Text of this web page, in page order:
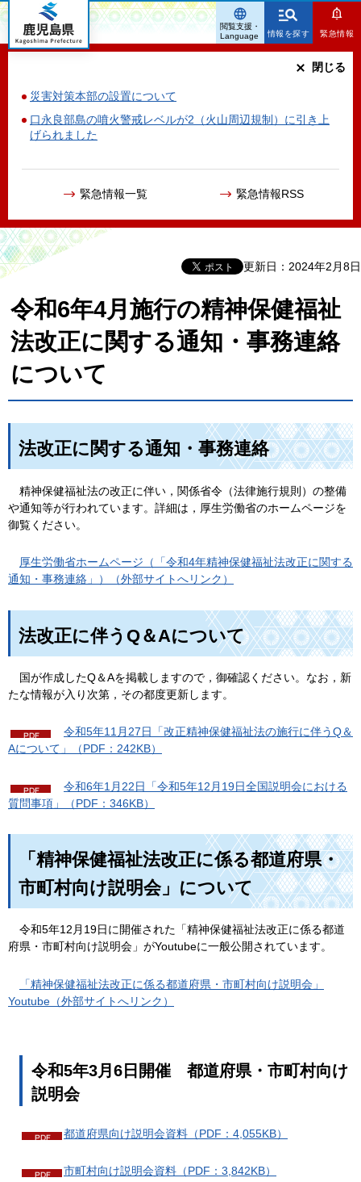
鹿児島県
情報を探す 緊急情報
災害対策本部の設置について
口永良部島の噴火警戒レベルが2（火山周辺規制）に引き上
げられました
緊急情報一覧 緊急情報RSS
閉じる
閲覧支援・
Language
更新日：2024年2月8日
令和6年4月施行の精神保健福祉
法改正に関する通知・事務連絡
について
法改正に関する通知・事務連絡
精神保健福祉法の改正に伴い，関係省令（法律施行規則）の整備
や通知等が行われています。詳細は，厚生労働省のホームページを
御覧ください。
厚生労働省ホームページ（「令和4年精神保健福祉法改正に関する
通知・事務連絡」）（外部サイトへリンク）
法改正に伴うQ＆Aについて
国が作成したQ＆Aを掲載しますので，御確認ください。なお，新
たな情報が入り次第，その都度更新します。
令和5年11月27日「改正精神保健福祉法の施行に伴うQ＆
Aについて」（PDF：242KB）
令和6年1月22日「令和5年12月19日全国説明会における
質問事項」（PDF：346KB）
「精神保健福祉法改正に係る都道府県・
市町村向け説明会」について
令和5年12月19日に開催された「精神保健福祉法改正に係る都道
府県・市町村向け説明会」がYoutubeに一般公開されています。
「精神保健福祉法改正に係る都道府県・市町村向け説明会」
Youtube（外部サイトへリンク）
令和5年3月6日開催 都道府県・市町村向け
説明会
都道府県向け説明会資料（PDF：4,055KB）
市町村向け説明会資料（PDF：3,842KB）